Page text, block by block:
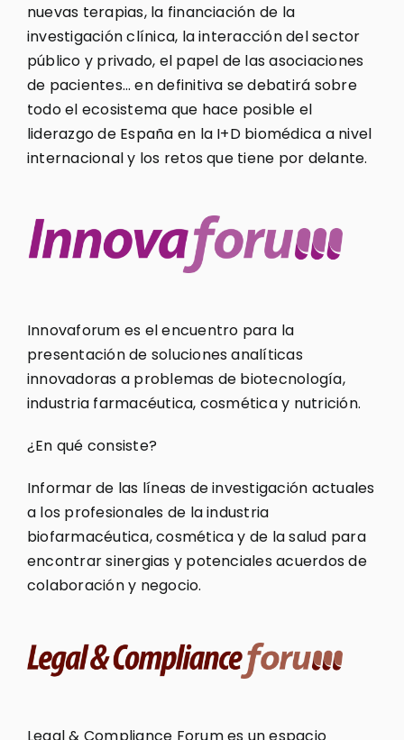
nuevas terapias, la financiación de la
investigación clínica, la interacción del sector
público y privado, el papel de las asociaciones
de pacientes… en definitiva se debatirá sobre
todo el ecosistema que hace posible el
liderazgo de España en la I+D biomédica a nivel
internacional y los retos que tiene por delante.
Innovaforum es el encuentro para la
presentación de soluciones analíticas
innovadoras a problemas de biotecnología,
industria farmacéutica, cosmética y nutrición.
¿En qué consiste?
Informar de las líneas de investigación actuales
a los profesionales de la industria
biofarmacéutica, cosmética y de la salud para
encontrar sinergias y potenciales acuerdos de
colaboración y negocio.